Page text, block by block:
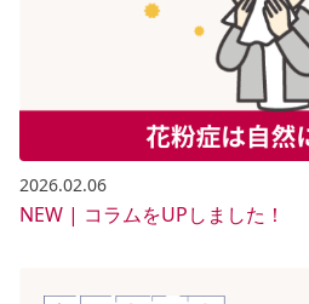
2026.02.06
NEW | コラムをUPしました！